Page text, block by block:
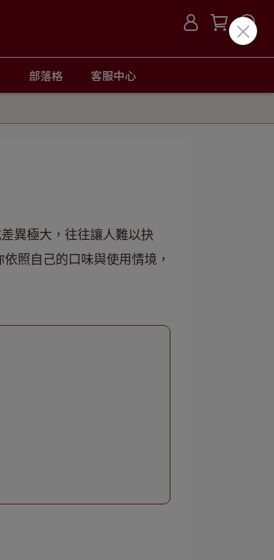
部落格 客服中心
異極大，往往讓人難以抉
照自己的口味與使用情境，